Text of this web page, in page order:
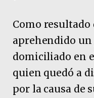
Como
aprehendido un
domiciliado en
quien quedó a
por la causa de